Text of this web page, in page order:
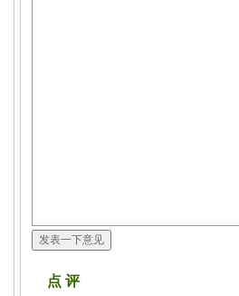
点 评